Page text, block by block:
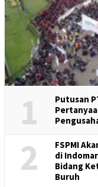
1
Putusan
2
FSPMI
di
Bidang
Buruh